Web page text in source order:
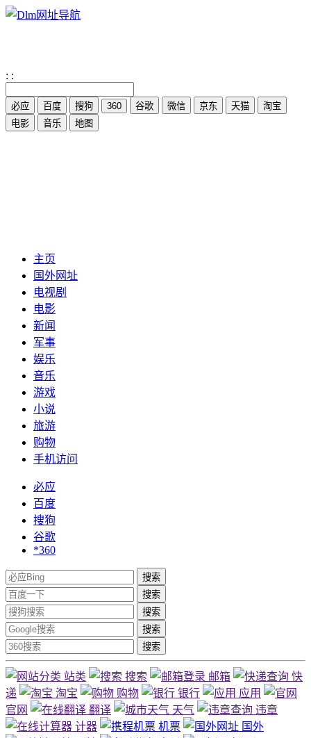
: :
主页
国外网址
电视剧
电影
新闻
军事
娱乐
音乐
游戏
小说
旅游
购物
手机访问
必应
百度
搜狗
谷歌
*360
搜索
搜索
搜索
搜索
搜索
站类 搜索 邮箱
快
递
淘宝 购物 银行
应用
官网
翻译 天气
违章
计器
机票
国外